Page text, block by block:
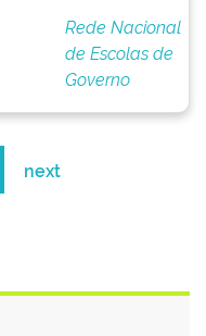
Rede Nacional
de Escolas de
Governo
next